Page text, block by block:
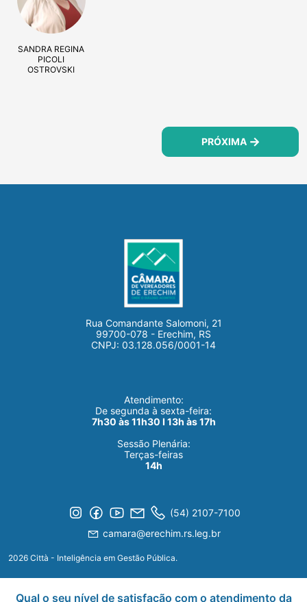
SANDRA REGINA
PICOLI
OSTROVSKI
PRÓXIMA
Rua Comandante Salomoni, 21
99700-078 - Erechim, RS
CNPJ: 03.128.056/0001-14
Atendimento:
De segunda à sexta-feira:
7h30 às 11h30 I 13h às 17h
Sessão Plenária:
Terças-feiras
14h
(54) 2107-7100
camara@erechim.rs.leg.br
2026 Città - Inteligência em Gestão Pública.
Qual o seu nível de satisfação com o atendimento da